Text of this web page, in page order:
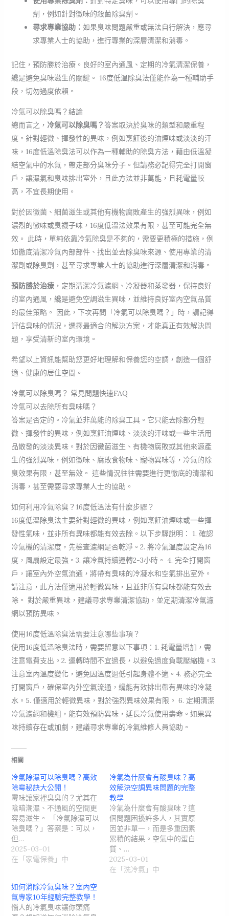
劑，例如針對黴味的殺菌除臭劑。
尋求專業協助： 如果臭味問題嚴重或無法自行解決，應尋
求專業人士的協助，進行專業的深層清潔和消毒。
記住，預防勝於治療。良好的室內通風、定期的冷氣清潔保養，
纔是避免臭味滋生的關鍵。 16度低溫除臭法僅能作為一種輔助手
段，切勿過度依賴。
冷氣可以除臭嗎？結論
總而言之， 冷氣可以除臭嗎？答案取決於臭味的類型和嚴重程
度。針對輕微、揮發性的異味，例如烹飪後的油煙味或淡淡的汗
味，16度低溫除臭法可以作為一種輔助的除臭方法，藉由低溫凝
結空氣中的水氣，帶走部分臭味分子。但請務必記得完全打開窗
戶，讓濕氣和臭味排出室外，且此方法並非萬能，且耗電量較
高，不宜長期使用。
對於因黴菌、細菌滋生或其他有機物腐敗產生的強烈異味，例如
濃烈的黴味或臭襪子味，16度低溫法效果有限，甚至可能完全無
效。 此時，單純依靠冷氣除臭是不夠的，需要更積極的措施，例
如徹底清潔冷氣內部部件、找出並去除臭味來源、使用專業的清
潔劑或除臭劑，甚至尋求專業人士的協助進行深層清潔和消毒。
預防勝於治療，定期清潔冷氣濾網、冷凝器和蒸發器，保持良好
的室內通風，纔是避免空調滋生異味，並維持良好室內空氣品質
的最佳策略。 因此，下次再問「冷氣可以除臭嗎？」時，請記得
評估臭味的情況，選擇最適合的解決方案，才能真正有效解決問
題，享受清新的室內環境。
希望以上資訊能幫助您更好地理解和保養您的空調，創造一個舒
適、健康的居住空間。
冷氣可以除臭嗎？ 常見問題快速FAQ
冷氣可以去除所有臭味嗎？
答案是否定的。冷氣並非萬能的除臭工具。它只能去除部分輕
微、揮發性的異味，例如烹飪油煙味、淡淡的汗味或一些生活用
品散發的淡淡異味。對於因黴菌滋生、有機物腐敗或其他來源產
生的強烈異味，例如黴味、腐敗食物味、寵物異味等，冷氣的除
臭效果有限，甚至無效。 這些情況往往需要進行更徹底的清潔和
消毒，甚至需要尋求專業人士的協助。
如何利用冷氣除臭？16度低溫法有什麼步驟？
16度低溫除臭法主要針對輕微的異味，例如烹飪油煙味或一些揮
發性氣味，並非所有異味都能有效去除。以下步驟說明： 1. 確認
冷氣機的清潔度，先檢查濾網是否乾淨。2. 將冷氣溫度設定為16
度，風扇設定最強。3. 讓冷氣持續運轉2-3小時。 4. 完全打開窗
戶，讓室內外空氣流通，將帶有臭味的冷凝水和空氣排出室外。
請注意，此方法僅適用於輕微異味，且並非所有臭味都能有效去
除。 對於嚴重異味，建議尋求專業清潔協助，並定期清潔冷氣濾
網以預防異味。
使用16度低溫除臭法需要注意哪些事項？
使用16度低溫除臭法時，需要留意以下事項：1. 耗電量增加，需
注意電費支出。2. 運轉時間不宜過長，以避免過度負載壓縮機。3.
注意室內溫度變化，避免因溫度過低引起身體不適。4. 務必完全
打開窗戶，確保室內外空氣流通，纔能有效排出帶有異味的冷凝
水。5. 僅適用於輕微異味，對於強烈異味效果有限。 6. 定期清潔
冷氣濾網和機組，能有效預防異味，延長冷氣使用壽命。如果異
味持續存在或加劇，建議尋求專業的冷氣維修人員協助。
相關
冷氣除濕可以除臭嗎？高效
除霉秘訣大公開！
霉味讓家裡臭臭的？尤其在
陰暗潮濕、不通風的空間更
容易滋生。 「冷氣除濕可以
除臭嗎？」答案是：可以，
但…
2025-03-01
在「家電保養」中
冷氣為什麼會有酸臭味？高
效解決空調異味問題的完整
教學
冷氣為什麼會有酸臭味？這
個問題困擾許多人，其實原
因並非單一，而是多重因素
累積的結果。空氣中的蛋白
質、…
2025-03-01
在「洗冷氣」中
如何消除冷氣臭味？室內空
氣專家10年經驗完整教學！
惱人的冷氣臭味讓你頭痛